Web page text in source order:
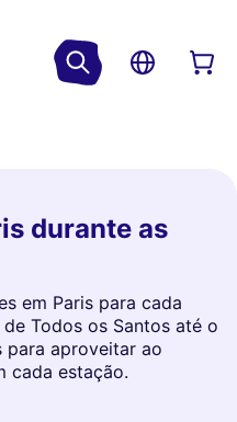
durante as
em Paris para cada
Todos os Santos até o
para aproveitar ao
cada estação.